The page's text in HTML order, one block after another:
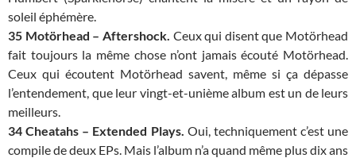
soleil éphémère.
35 Motörhead – Aftershock. Ceux qui disent que Motörhead
fait toujours la même chose n’ont jamais écouté Motörhead.
Ceux qui écoutent Motörhead savent, même si ça dépasse
l’entendement, que leur vingt-et-unième album est un de leurs
meilleurs.
34 Cheatahs – Extended Plays. Oui, techniquement c’est une
compile de deux EPs. Mais l’album n’a quand même plus dix ans